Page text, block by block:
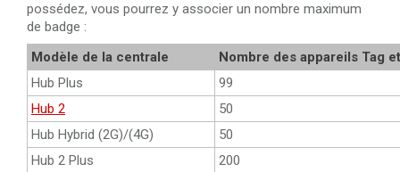
possédez, vous pourrez y associer un nombre maximum
de badge :
Modèle de la centrale
Nombre des appareils Tag
Hub Plus
99
Hub 2
50
Hub Hybrid (2G)/(4G)
50
Hub 2 Plus
200